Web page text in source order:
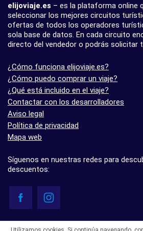
elijoviaje.es – es la plataforma online
seleccionar los mejores circuitos
ofertas de todos los operadores
sola base de datos. En cada circuito
directo del vendedor o podrás solicitar
¿Cómo funciona elijoviaje.es?
¿Cómo puedo comprar un viaje?
¿Qué está incluido en el viaje?
Contactar con los desarrolladores
Aviso legal
Política de privacidad
Mapa web
Síguenos en nuestras redes para
descuentos: